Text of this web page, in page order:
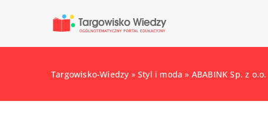
Targowisko-Wiedzy »Styl i moda » ABABINK Sp. z o.o.